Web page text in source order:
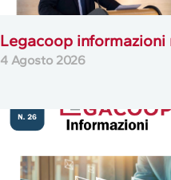
Legacoop informazioni
4 Agosto 2026